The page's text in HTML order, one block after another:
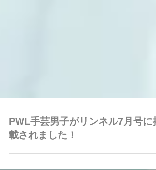
PWL手芸男子がリンネル7月号に